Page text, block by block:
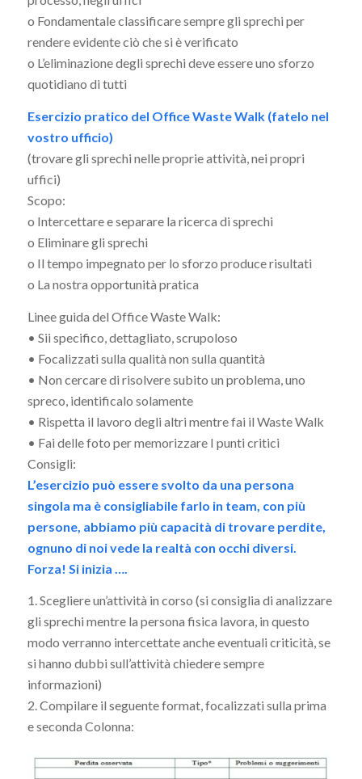
o Fondamentale classificare sempre gli sprechi per
rendere evidente ciò che si è verificato
o L’eliminazione degli sprechi deve essere uno sforzo
quotidiano di tutti
Esercizio pratico del Office Waste Walk (fatelo nel
vostro ufficio)
(trovare gli sprechi nelle proprie attività, nei propri
uffici)
Scopo:
o Intercettare e separare la ricerca di sprechi
o Eliminare gli sprechi
o Il tempo impegnato per lo sforzo produce risultati
o La nostra opportunità pratica
Linee guida del Office Waste Walk:
• Sii specifico, dettagliato, scrupoloso
• Focalizzati sulla qualità non sulla quantità
• Non cercare di risolvere subito un problema, uno
spreco, identificalo solamente
• Rispetta il lavoro degli altri mentre fai il Waste Walk
• Fai delle foto per memorizzare I punti critici
Consigli:
L’esercizio può essere svolto da una persona
singola ma è consigliabile farlo in team, con più
persone, abbiamo più capacità di trovare perdite,
ognuno di noi vede la realtà con occhi diversi.
Forza! Si inizia ….
1. Scegliere un’attività in corso (si consiglia di analizzare
gli sprechi mentre la persona fisica lavora, in questo
modo verranno intercettate anche eventuali criticità, se
si hanno dubbi sull’attività chiedere sempre
informazioni)
2. Compilare il seguente format, focalizzati sulla prima
e seconda Colonna: